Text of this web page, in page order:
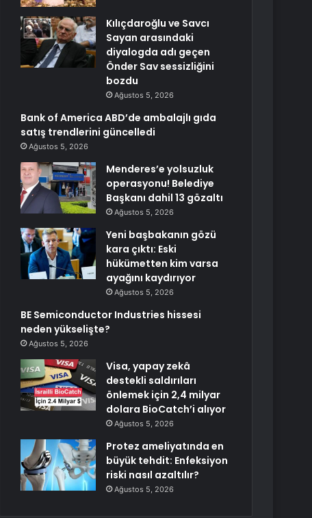
Kılıçdaroğlu ve Savcı
Sayan arasındaki
diyalogda adı geçen
Önder Sav sessizliğini
bozdu
Ağustos 5, 2026
Bank of America ABD’de ambalajlı gıda
satış trendlerini güncelledi
Ağustos 5, 2026
Menderes’e yolsuzluk
operasyonu! Belediye
Başkanı dahil 13 gözaltı
Ağustos 5, 2026
Yeni başbakanın gözü
kara çıktı: Eski
hükümetten kim varsa
ayağını kaydırıyor
Ağustos 5, 2026
BE Semiconductor Industries hissesi
neden yükselişte?
Ağustos 5, 2026
Visa, yapay zekâ
destekli saldırıları
önlemek için 2,4 milyar
dolara BioCatch’i alıyor
Ağustos 5, 2026
Protez ameliyatında en
büyük tehdit: Enfeksiyon
riski nasıl azaltılır?
Ağustos 5, 2026